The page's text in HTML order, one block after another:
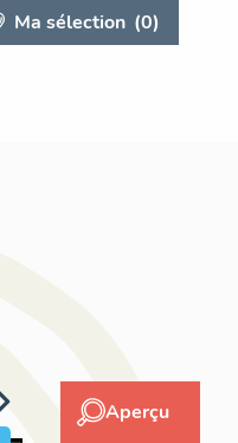
Ma sélection (0)
Aperçu